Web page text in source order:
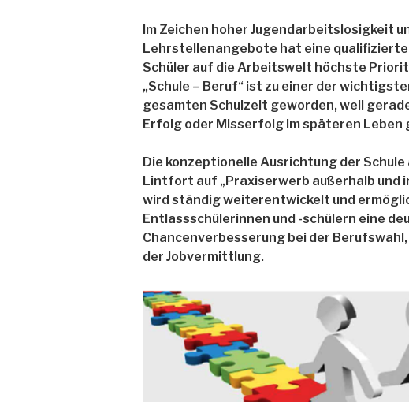
Im Zeichen hoher Jugendarbeitslosigkeit
Lehrstellenangebote hat eine
Schüler auf die Arbeitswelt höchste
„Schule – Beruf“ ist zu einer der
gesamten Schulzeit geworden, weil
Erfolg oder Misserfolg im späteren Leben
Die konzeptionelle Ausrichtung der Schule
Lintfort auf „Praxiserwerb außerhalb und
wird ständig weiterentwickelt und
Entlassschülerinnen und -schülern eine
Chancenverbesserung bei der
der Jobvermittlung.